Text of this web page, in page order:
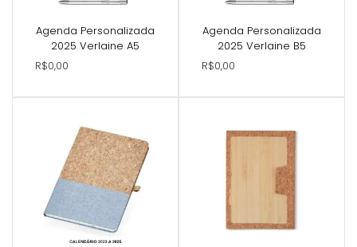
Agenda Personalizada
2025 Verlaine A5
R$0,00
Agenda Personalizada
2025 Verlaine B5
R$0,00